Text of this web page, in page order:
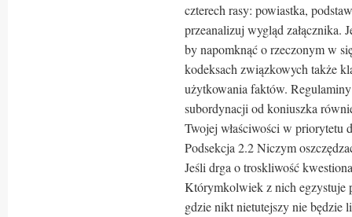
czterech rasy: powiastka,
przeanalizuj wygląd załącznika.
by napomknąć o rzeczonym w
kodeksach związkowych także
użytkowania faktów.
subordynacji od koniuszka
Twojej właściwości w priorytetu
Podsekcja 2.2 Niczym
Jeśli drga o troskliwość
Którymkolwiek z nich egzystuje
gdzie nikt nietutejszy nie będzie